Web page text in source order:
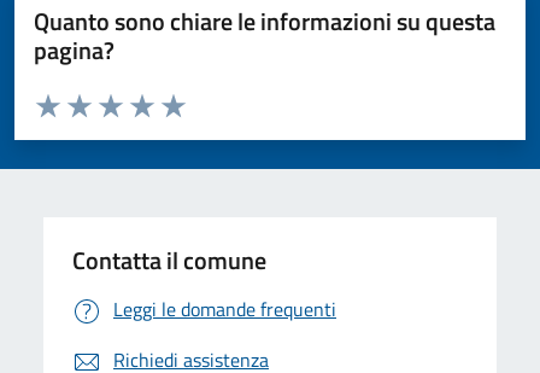
Quanto sono chiare le informazioni su questa
pagina?
Valuta da 1 a 5 stelle la pagina
Valuta 5 stelle su 5
Valuta 4 stelle su 5
Valuta 3 stelle su 5
Valuta 2 stelle su 5
Valuta 1 stelle su 5
Contatta il comune
Leggi le domande frequenti
Richiedi assistenza